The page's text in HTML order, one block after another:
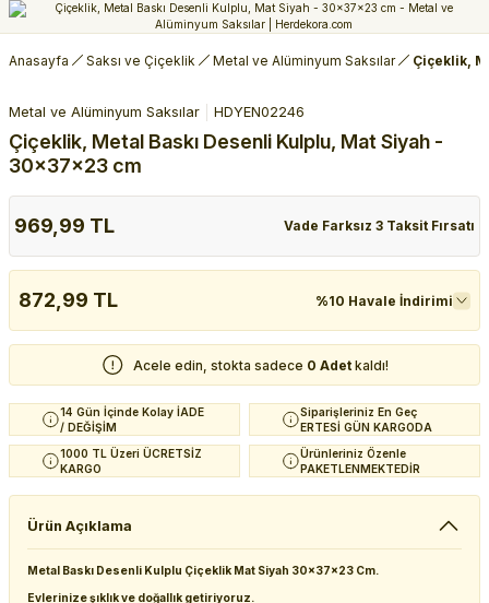
Anasayfa Saksı ve Çiçeklik Metal ve Alüminyum Saksılar Çiçeklik,
Metal ve Alüminyum Saksılar HDYEN02246
Çiçeklik, Metal Baskı Desenli Kulplu, Mat Siyah -
30x37x23 cm
969,99 TL Vade Farksız 3 Taksit Fırsatı
872,99 TL %10 Havale İndirimi
Acele edin, stokta sadece 0 Adet kaldı!
14 Gün İçinde Kolay İADE
/ DEĞİŞİM
Siparişleriniz En Geç
ERTESİ GÜN KARGODA
1000 TL Üzeri ÜCRETSİZ
KARGO
Ürünleriniz Özenle
PAKETLENMEKTEDİR
Ürün Açıklama
Metal Baskı Desenli Kulplu Çiçeklik Mat Siyah 30x37x23 Cm.
Evlerinize şıklık ve doğallık getiriyoruz.